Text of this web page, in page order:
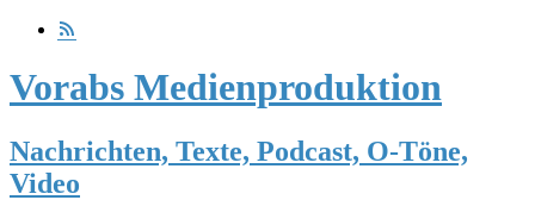
Vorabs Medienproduktion
Nachrichten, Texte, Podcast, O-Töne,
Video